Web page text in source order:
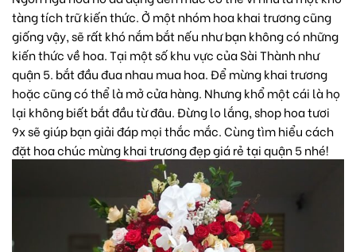
tàng tích trữ kiến thức. Ở một nhóm hoa khai trương cũng
giống vậy, sẽ rất khó nắm bắt nếu như bạn không có những
kiến thức về hoa. Tại một số khu vực của Sài Thành như
quận 5. bắt đầu đua nhau mua hoa. Để mừng khai trương
hoặc cũng có thể là mở cửa hàng. Nhưng khổ một cái là họ
lại không biết bắt đầu từ đâu. Đừng lo lắng, shop hoa tươi
9x sẽ giúp bạn giải đáp mọi thắc mắc. Cùng tìm hiểu cách
đặt hoa chúc mừng khai trương đẹp giá rẻ tại quận 5 nhé!